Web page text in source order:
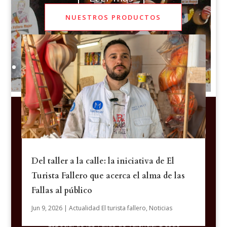
Mario Gual y Na Jordana:
poradmin|29 de junio de 2026|Actualidad El
turista fallero,Noticias| 0 Comentario
La trayectoria del artista fallero Mario Gual
las colaboraciones más sólidas de la Sección
NUESTROS PRODUCTOS
Del taller a la calle: la iniciativa de El
Turista Fallero que acerca el alma de las
Fallas al público
Jun 9, 2026| Actualidad El turista fallero, Noticias